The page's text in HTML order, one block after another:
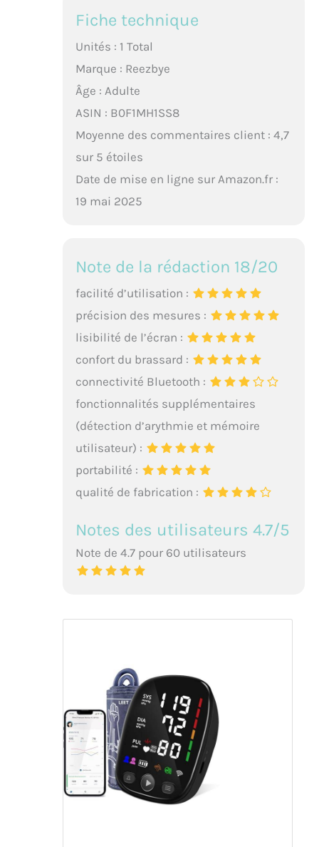
Fiche technique
Unités : 1 Total
Marque : Reezbye
Âge : Adulte
ASIN : B0F1MH1SS8
Moyenne des commentaires client : 4,7
sur 5 étoiles
Date de mise en ligne sur Amazon.fr :
19 mai 2025
Note de la rédaction 18/20
facilité d’utilisation :
précision des mesures :
lisibilité de l’écran :
confort du brassard :
connectivité Bluetooth :
fonctionnalités supplémentaires
(détection d’arythmie et mémoire
utilisateur) :
portabilité :
qualité de fabrication :
Notes des utilisateurs 4.7/5
Note de 4.7 pour 60 utilisateurs